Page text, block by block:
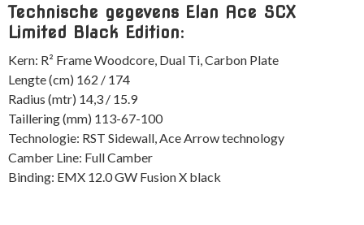
Technische gegevens Elan Ace SCX
Limited Black Edition:
Kern: R² Frame Woodcore, Dual Ti, Carbon Plate
Lengte (cm) 162 / 174
Radius (mtr) 14,3 / 15.9
Taillering (mm) 113-67-100
Technologie: RST Sidewall, Ace Arrow technology
Camber Line: Full Camber
Binding: EMX 12.0 GW Fusion X black